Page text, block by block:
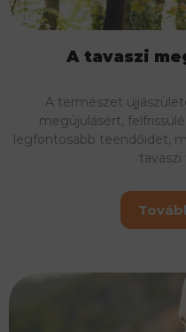
A tavaszi
A természet
megújulásért,
legfontosabb teendőidet,
tavaszi